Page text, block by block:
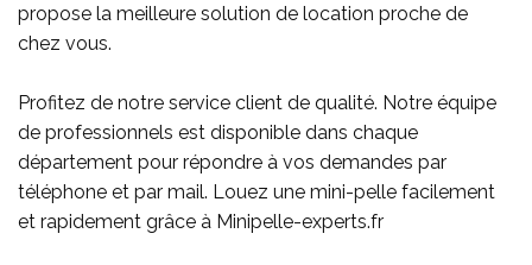
propose la meilleure solution de location proche de
chez vous.
Profitez de notre service client de qualité. Notre équipe
de professionnels est disponible dans chaque
département pour répondre à vos demandes par
téléphone et par mail. Louez une mini-pelle facilement
et rapidement grâce à Minipelle-experts.fr